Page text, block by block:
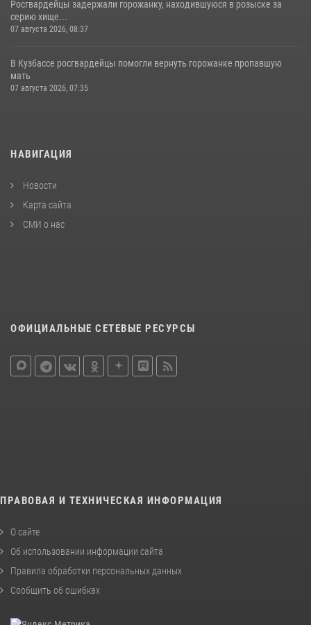
Росгвардейцы задержали горожанку, находившуюся в розыске за
серию хище...
07 августа 2026, 08:37
В Кузбассе росгвардейцы помогли вернуть горожанке пропавшую
мать
07 августа 2026, 07:35
НАВИГАЦИЯ
Новости
Карта сайта
СМИ о нас
ОФИЦИАЛЬНЫЕ СЕТЕВЫЕ РЕСУРСЫ
ПРАВОВАЯ И ТЕХНИЧЕСКАЯ ИНФОРМАЦИЯ
О сайте
Об использовании информации сайта
Правила обработки персональных данных
Сообщить об ошибках